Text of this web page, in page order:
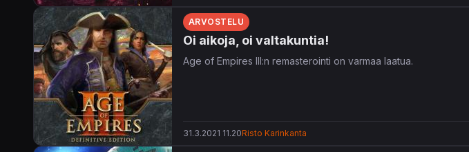
ARVOSTELU
Oi aikoja, oi valtakuntia!
Age of Empires III:n remasterointi on varmaa laatua.
31.3.2021 11.20Risto Karinkanta